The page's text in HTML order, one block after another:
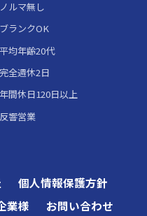
ノルマ無し
ブランクOK
平均年齢20代
完全週休2日
年間休日120日以上
反響営業
個人情報保護方針
業様 お問い合わせ